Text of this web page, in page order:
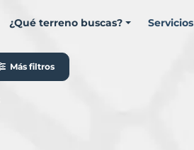
¿Qué terreno buscas? Servicios
Más filtros